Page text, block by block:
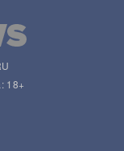
18+